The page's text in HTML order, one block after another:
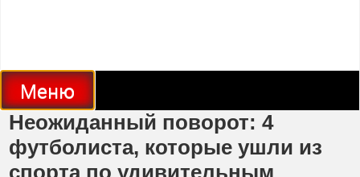
Меню
Неожиданный поворот: 4
футболиста, которые ушли из
спорта по удивительным